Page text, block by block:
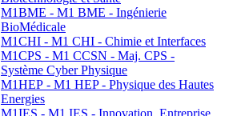
M1BME - M1 BME - Ingénierie
BioMédicale
M1CHI - M1 CHI - Chimie et Interfaces
M1CPS - M1 CCSN - Maj. CPS -
Système Cyber Physique
M1HEP - M1 HEP - Physique des Hautes
Energies
M1IES - M1 IES - Innovation, Entreprise